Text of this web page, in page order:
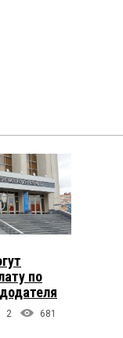
по
2 681